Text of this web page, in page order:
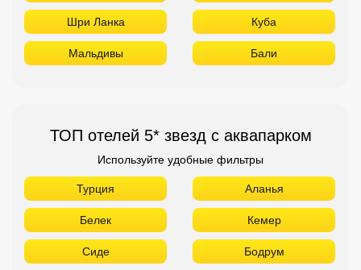
Шри Ланка Куба
Мальдивы Бали
ТОП отелей 5* звезд с аквапарком
Используйте удобные фильтры
Турция Аланья
Белек Кемер
Сиде Бодрум